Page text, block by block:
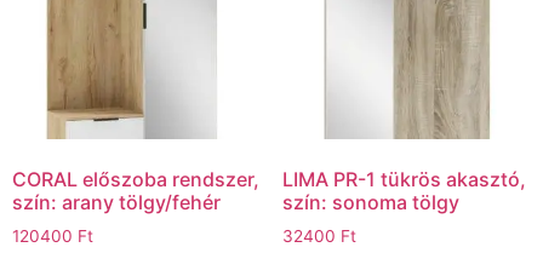
CORAL előszoba rendszer,
szín: arany tölgy/fehér
120400 Ft
LIMA PR-1 tükrös akasztó,
szín: sonoma tölgy
32400 Ft